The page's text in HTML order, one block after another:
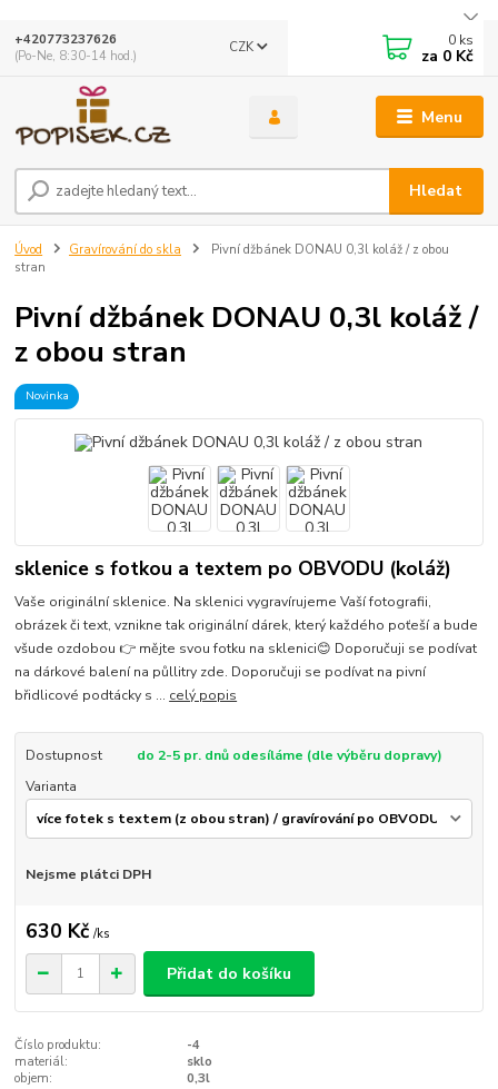
Menu
CZK
Hledat
+420773237626
(Po-Ne, 8:30-14 hod.)
0 ks
za 0 Kč
Úvod Gravírování do skla
Pivní džbánek DONAU 0,3l koláž / z obou
stran
Pivní džbánek DONAU 0,3l koláž /
z obou stran
Novinka
sklenice s fotkou a textem po OBVODU (koláž)
Vaše originální sklenice. Na sklenici vygravírujeme Vaší fotografii,
obrázek či text, vznikne tak originální dárek, který každého poťeší a bude
všude ozdobou 👉 mějte svou fotku na sklenici😊 Doporučuji se podívat
na dárkové balení na půllitry zde. Doporučuji se podívat na pivní
břidlicové podtácky s ... celý popis
Dostupnost
do 2-5 pr. dnů odesíláme (dle výběru dopravy)
Varianta
Nejsme plátci DPH
630 Kč /ks
Přidat do košíku
Číslo produktu:
-4
materiál:
sklo
objem:
0,3l